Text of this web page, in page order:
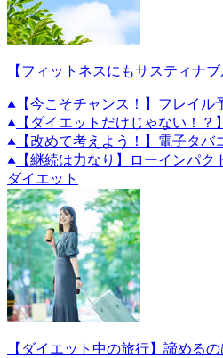
【フィットネスにもサスティナ
【今こそチャンス！】フレイ
【ダイエットだけじゃない！
【改めて考えよう！】電子タ
【継続は力なり】ローインパ
ダイエット
【ダイエット中の旅行】諦める